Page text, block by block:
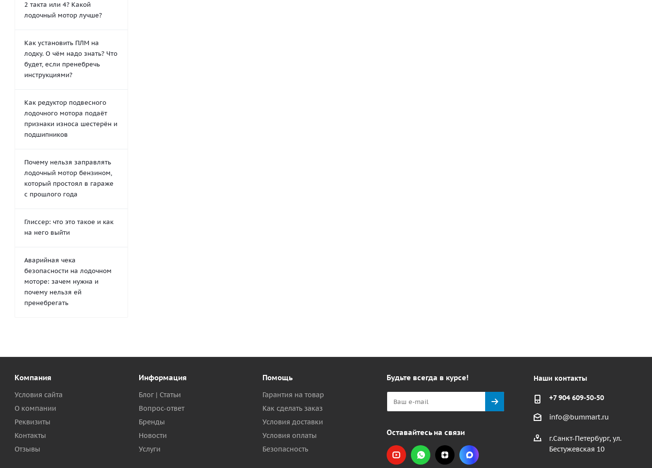
2 такта или 4? Какой
лодочный мотор лучше?
Как установить ПЛМ на
лодку. О чём надо знать? Что
будет, если пренебречь
инструкциями?
Как редуктор подвесного
лодочного мотора подаёт
признаки износа шестерён и
подшипников
Почему нельзя заправлять
лодочный мотор бензином,
который простоял в гараже
с прошлого года
Глиссер: что это такое и как
на него выйти
Аварийная чека
безопасности на лодочном
моторе: зачем нужна и
почему нельзя ей
пренебрегать
Компания
Условия сайта
О компании
Реквизиты
Контакты
Отзывы
Информация
Блог | Статьи
Вопрос-ответ
Бренды
Новости
Услуги
Помощь
Гарантия на товар
Как сделать заказ
Условия доставки
Условия оплаты
Безопасность
Будьте всегда в курсе!
Оставайтесь на связи
Наши контакты
+7 904 609-50-50
info@bummart.ru
г.Санкт-Петербург, ул.
Бестужевская 10